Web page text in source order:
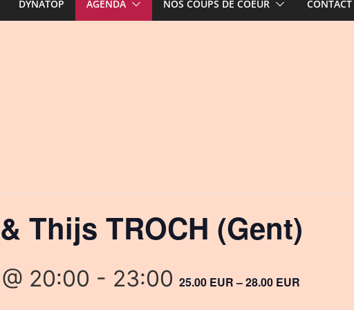
DYNATOP AGENDA NOS COUPS DE COEUR CONTACT
Thijs TROCH (Gent)
20:00 - 23:00 25.00 EUR – 28.00 EUR